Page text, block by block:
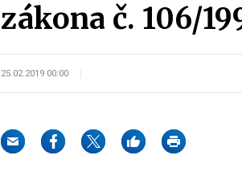
zákona č. 106/
25.02.2019 00:00